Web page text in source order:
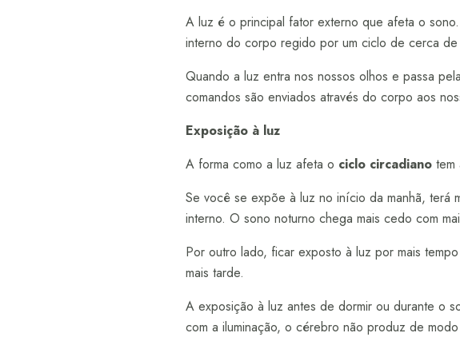
A luz é o principal fator externo que afeta o
interno do corpo regido por um ciclo de cerca
Quando a luz entra nos nossos olhos e passa
comandos são enviados através do corpo aos
Exposição à luz
A forma como a luz afeta o ciclo circadiano tem
Se você se expõe à luz no início da manhã, terá
interno. O sono noturno chega mais cedo com
Por outro lado, ficar exposto à luz por mais
mais tarde.
A exposição à luz antes de dormir ou durante o
com a iluminação, o cérebro não produz de